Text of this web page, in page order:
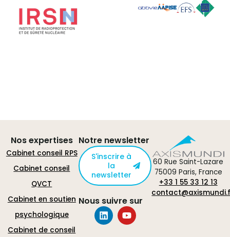
60 Rue Saint-Lazare
75009 Paris, France
+33 1 55 33 12 13
Nos expertises
Cabinet conseil RPS
Cabinet conseil
QVCT
Cabinet en soutien
psychologique
Cabinet de conseil
Notre newsletter
S'inscrire à
la
newsletter
Nous suivre sur